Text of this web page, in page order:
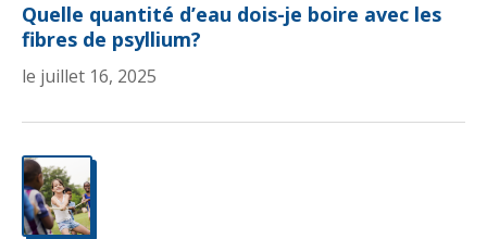
Quelle quantité d’eau dois-je boire avec les
fibres de psyllium?
le juillet 16, 2025